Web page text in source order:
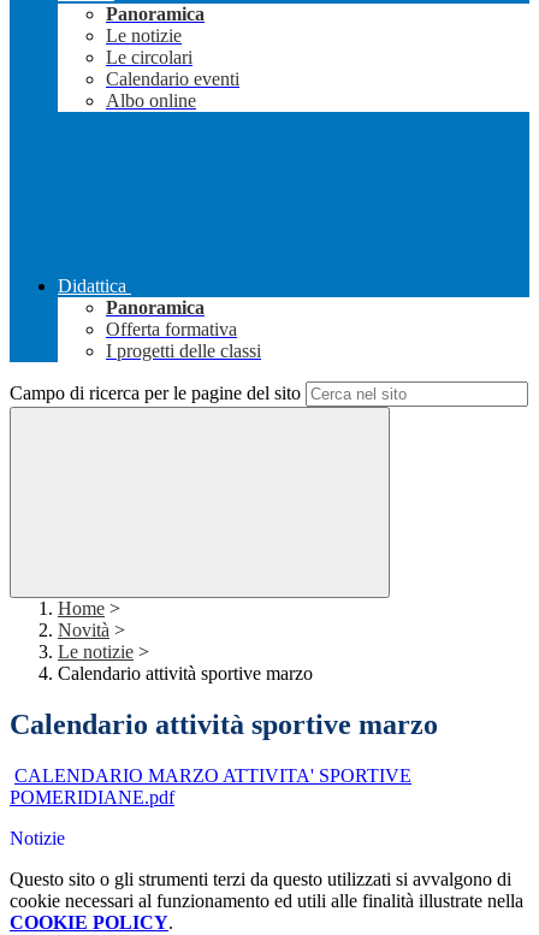
Panoramica
Le notizie
Le circolari
Calendario eventi
Albo online
Didattica
Panoramica
Offerta formativa
I progetti delle classi
Campo di ricerca per le pagine del sito
Home >
Novità >
Le notizie >
Calendario attività sportive marzo
Calendario attività sportive marzo
CALENDARIO MARZO ATTIVITA' SPORTIVE
POMERIDIANE.pdf
Notizie
Questo sito o gli strumenti terzi da questo utilizzati si avvalgono di
cookie necessari al funzionamento ed utili alle finalità illustrate nella
COOKIE POLICY.